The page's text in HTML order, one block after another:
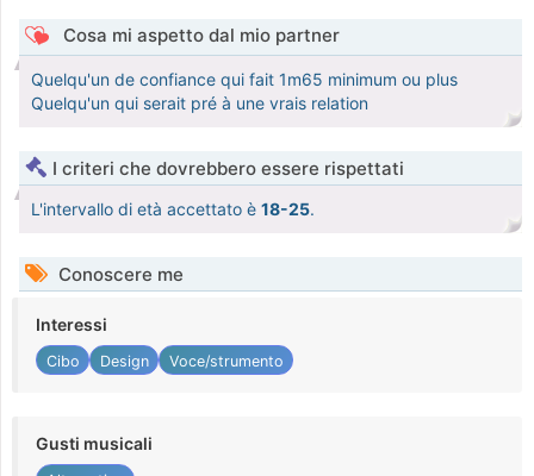
Cosa mi aspetto dal mio partner
Quelqu'un de confiance qui fait 1m65 minimum ou plus
Quelqu'un qui serait pré à une vrais relation
I criteri che dovrebbero essere rispettati
L'intervallo di età accettato è 18-25.
Conoscere me
Interessi
Cibo Design Voce/strumento
Gusti musicali